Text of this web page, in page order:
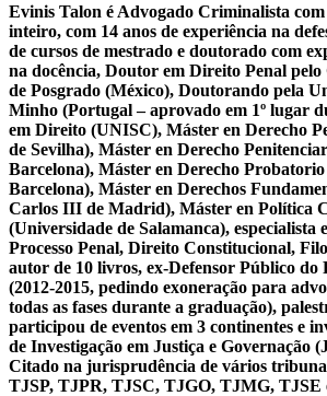
Evinis Talon é Advogado Criminalista
inteiro, com 14 anos de experiência na
de cursos de mestrado e doutorado com
na docência, Doutor em Direito Penal
de Posgrado (México), Doutorando pela
Minho (Portugal – aprovado em 1º lugar
em Direito (UNISC), Máster en Derecho
de Sevilha), Máster en Derecho
Barcelona), Máster en Derecho
Barcelona), Máster en Derechos
Carlos III de Madrid), Máster en Política
(Universidade de Salamanca), especialista
Processo Penal, Direito Constitucional,
autor de 10 livros, ex-Defensor Público do
(2012-2015, pedindo exoneração para
todas as fases durante a graduação),
participou de eventos em 3 continentes e
de Investigação em Justiça e Governação
Citado na jurisprudência de vários
TJSP, TJPR, TJSC, TJGO, TJMG, TJSE